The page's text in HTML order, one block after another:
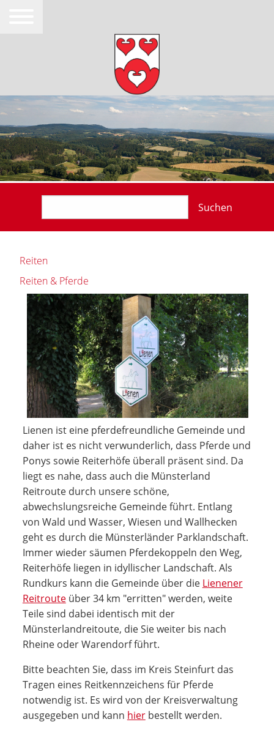
Suchen
Reiten
Reiten & Pferde
Lienen ist eine pferdefreundliche Gemeinde und
daher ist es nicht verwunderlich, dass Pferde und
Ponys sowie Reiterhöfe überall präsent sind. Da
liegt es nahe, dass auch die Münsterland
Reitroute durch unsere schöne,
abwechslungsreiche Gemeinde führt. Entlang
von Wald und Wasser, Wiesen und Wallhecken
geht es durch die Münsterländer Parklandschaft.
Immer wieder säumen Pferdekoppeln den Weg,
Reiterhöfe liegen in idyllischer Landschaft. Als
Rundkurs kann die Gemeinde über die Lienener
Reitrouteüber 34 km "erritten" werden, weite
Teile sind dabei identisch mit der
Münsterlandreitoute, die Sie weiter bis nach
Rheine oder Warendorf führt.
Bitte beachten Sie, dass im Kreis Steinfurt das
Tragen eines Reitkennzeichens für Pferde
notwendig ist. Es wird von der Kreisverwaltung
ausgegeben und kann hierbestellt werden.